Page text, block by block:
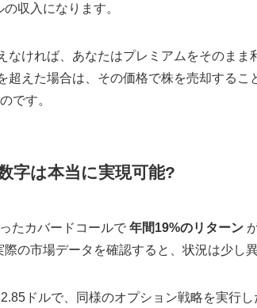
収入になります。
なければ、あなたはプレミアムをそのまま
超えた場合は、その価格で株を売却するこ
です。
字は本当に実現可能?
たカバードコールで 年間19%のリターン
の市場データを確認すると、状況は少し異
ドルで、同様のオプション戦略を実行